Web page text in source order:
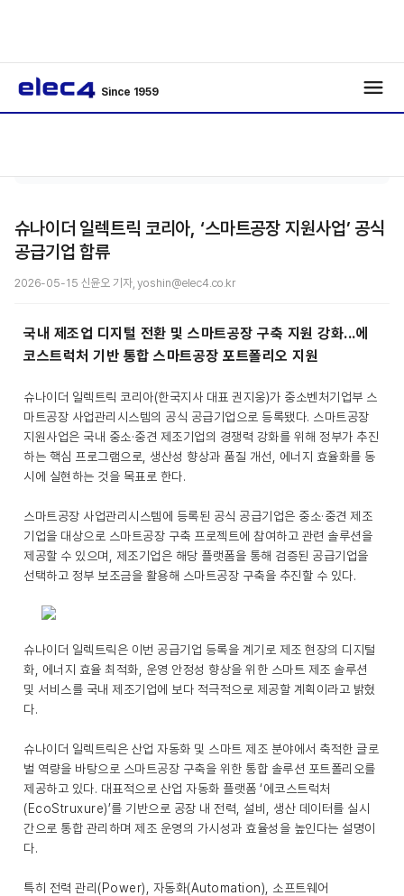
Since 1959
슈나이더 일렉트릭 코리아, ‘스마트공장 지원사업’ 공식
공급기업 합류
2026-05-15 신윤오 기자, yoshin@elec4.co.kr
국내 제조업 디지털 전환 및 스마트공장 구축 지원 강화...에
코스트럭처 기반 통합 스마트공장 포트폴리오 지원
슈나이더 일렉트릭 코리아(한국지사 대표 권지웅)가 중소벤처기업부 스
마트공장 사업관리시스템의 공식 공급기업으로 등록됐다. 스마트공장
지원사업은 국내 중소·중견 제조기업의 경쟁력 강화를 위해 정부가 추진
하는 핵심 프로그램으로, 생산성 향상과 품질 개선, 에너지 효율화를 동
시에 실현하는 것을 목표로 한다.
스마트공장 사업관리시스템에 등록된 공식 공급기업은 중소·중견 제조
기업을 대상으로 스마트공장 구축 프로젝트에 참여하고 관련 솔루션을
제공할 수 있으며, 제조기업은 해당 플랫폼을 통해 검증된 공급기업을
선택하고 정부 보조금을 활용해 스마트공장 구축을 추진할 수 있다.
슈나이더 일렉트릭은 이번 공급기업 등록을 계기로 제조 현장의 디지털
화, 에너지 효율 최적화, 운영 안정성 향상을 위한 스마트 제조 솔루션
및 서비스를 국내 제조기업에 보다 적극적으로 제공할 계획이라고 밝혔
다.
슈나이더 일렉트릭은 산업 자동화 및 스마트 제조 분야에서 축적한 글로
벌 역량을 바탕으로 스마트공장 구축을 위한 통합 솔루션 포트폴리오를
제공하고 있다. 대표적으로 산업 자동화 플랫폼 ‘에코스트럭처
(EcoStruxure)’를 기반으로 공장 내 전력, 설비, 생산 데이터를 실시
간으로 통합 관리하며 제조 운영의 가시성과 효율성을 높인다는 설명이
다.
특히 전력 관리(Power), 자동화(Automation), 소프트웨어